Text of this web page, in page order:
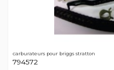
carburateurs pour briggs stratton
794572